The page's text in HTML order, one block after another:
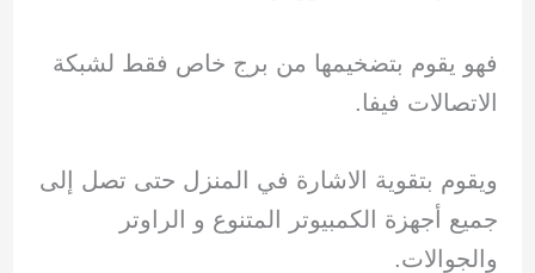
فهو يقوم بتضخيمها من برج خاص فقط لشبكة
الاتصالات فيفا.
ويقوم بتقوية الاشارة في المنزل حتى تصل إلى
جميع أجهزة الكمبيوتر المتنوع و الراوتر
والجوالات.